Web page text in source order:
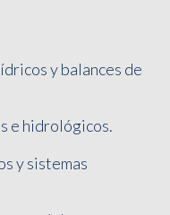
y balances de
e hidrológicos.
y sistemas